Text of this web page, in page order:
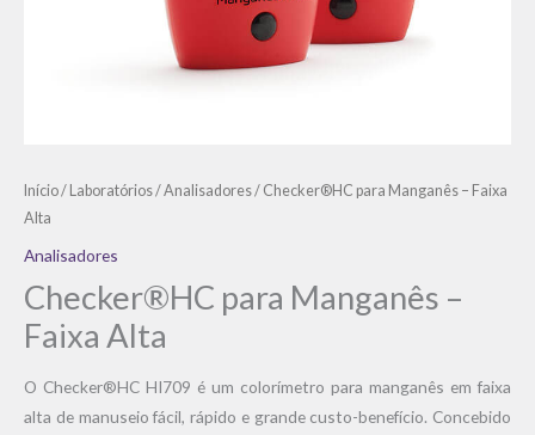
Início/ Laboratórios/Analisadores/ Checker®HC para Manganês – Faixa
Alta
Analisadores
Checker®HC para Manganês –
Faixa Alta
O Checker®HC HI709 é um colorímetro para manganês em faixa
alta de manuseio fácil, rápido e grande custo-benefício. Concebido